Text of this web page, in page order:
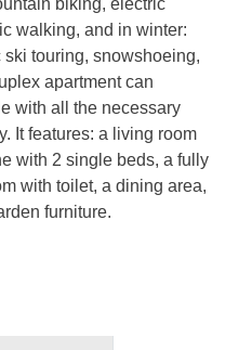
biking, electric
walking, and in winter:
touring, snowshoeing,
apartment can
with all the necessary
It features: a living room
with 2 single beds, a fully
with toilet, a dining area,
furniture.